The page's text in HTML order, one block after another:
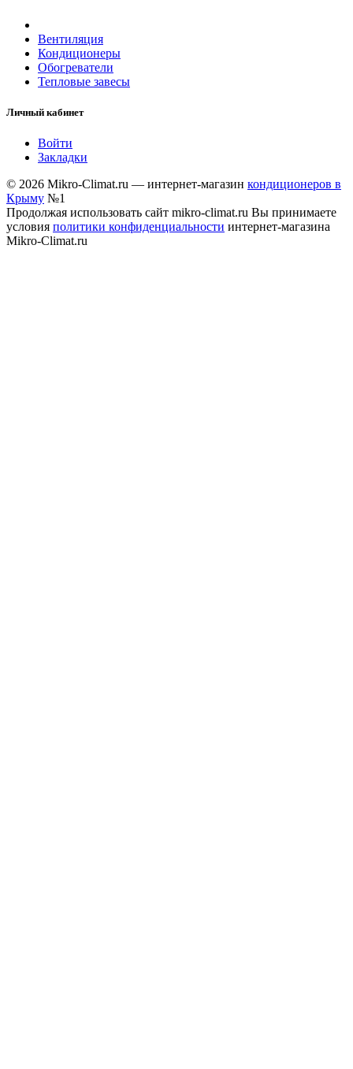
Вентиляция
Кондиционеры
Обогреватели
Тепловые завесы
Личный кабинет
Войти
Закладки
© 2026 Mikro-Climat.ru — интернет-магазин кондиционеров в
Крыму №1
Продолжая использовать сайт mikro-climat.ru Вы принимаете
условия политики конфиденциальности интернет-магазина
Mikro-Climat.ru